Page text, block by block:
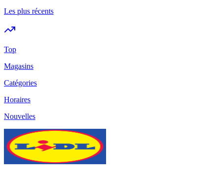
Les plus récents
Top
Magasins
Catégories
Horaires
Nouvelles